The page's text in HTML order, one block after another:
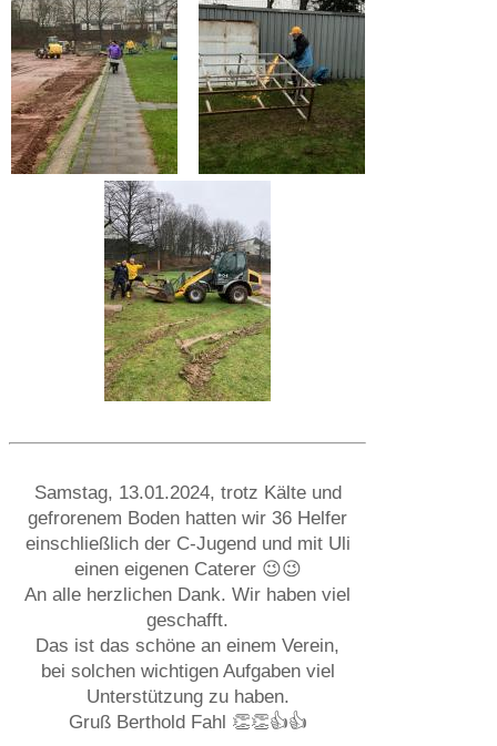
Samstag, 13.01.2024, trotz Kälte und
gefrorenem Boden hatten wir 36 Helfer
einschließlich der C-Jugend und mit Uli
einen eigenen Caterer 😉😉
An alle herzlichen Dank. Wir haben viel
geschafft.
Das ist das schöne an einem Verein,
bei solchen wichtigen Aufgaben viel
Unterstützung zu haben.
Gruß Berthold Fahl 👏👏👍👍